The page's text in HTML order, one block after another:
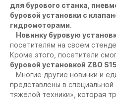
для бурового станка,
буровой установки с
гидромоторами.
Новинку буровую
посетителям на своем
Кроме этого, посетители
буровой установкой ZBO
Многие другие новинки и
представлены в специальной
тяжелой техники», которая